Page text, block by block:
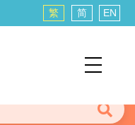
繁 简 EN